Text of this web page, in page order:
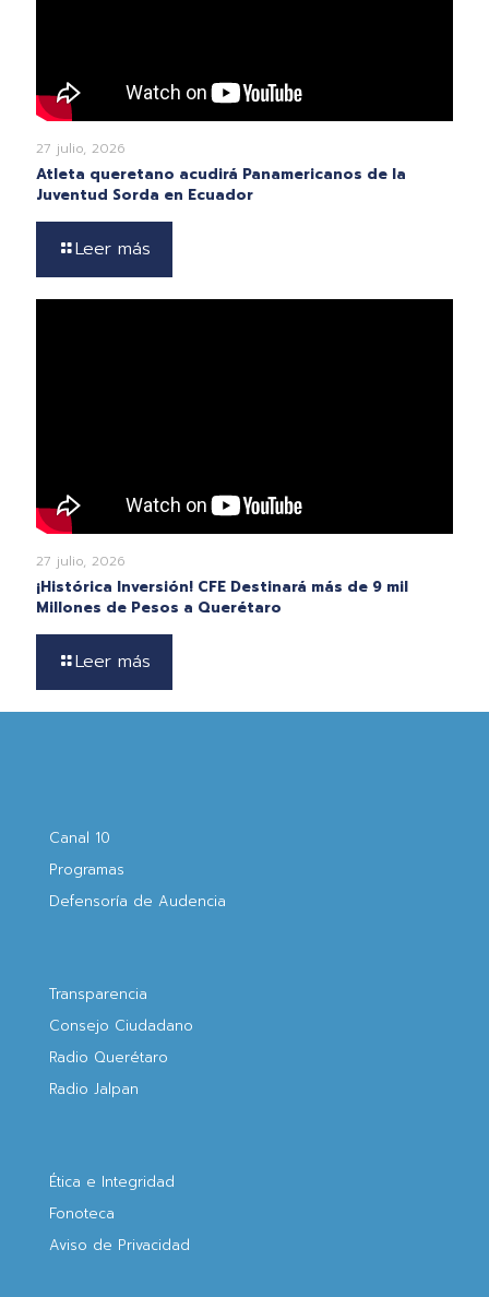
27 julio, 2026
Atleta queretano acudirá Panamericanos de la
Juventud Sorda en Ecuador
Leer más
27 julio, 2026
¡Histórica Inversión! CFE Destinará más de 9 mil
Millones de Pesos a Querétaro
Leer más
Canal 10
Programas
Defensoría de Audencia
Transparencia
Consejo Ciudadano
Radio Querétaro
Radio Jalpan
Ética e Integridad
Fonoteca
Aviso de Privacidad